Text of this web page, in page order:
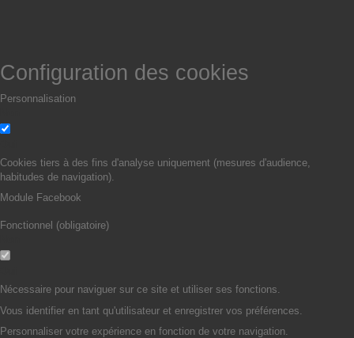
Configuration des cookies
Personnalisation
Cookies tiers à des fins d'analyse uniquement (mesures d'audience,
habitudes de navigation).
Module Facebook
Fonctionnel (obligatoire)
Nécessaire pour naviguer sur ce site et utiliser ses fonctions.
Vous identifier en tant qu'utilisateur et enregistrer vos préférences.
Personnaliser votre expérience en fonction de votre navigation.